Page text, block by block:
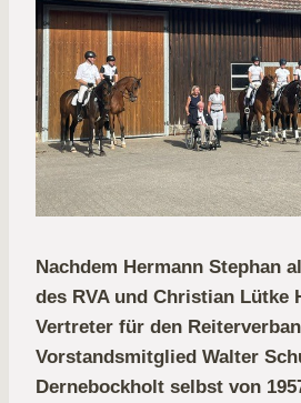
Nachdem Hermann Stephan
des RVA und Christian Lütke
Vertreter für den
Vorstandsmitglied Walter
Dernebockholt selbst von